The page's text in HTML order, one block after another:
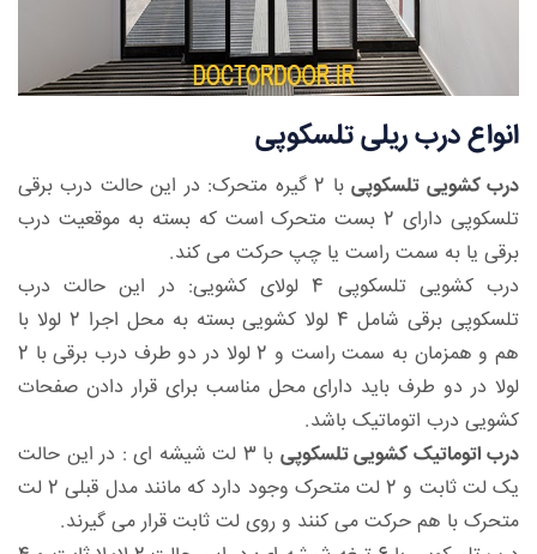
انواع درب ریلی تلسکوپی
درب کشویی تلسکوپی
با 2 گیره متحرک: در این حالت درب برقی
تلسکوپی دارای 2 بست متحرک است که بسته به موقعیت درب
برقی یا به سمت راست یا چپ حرکت می کند.
درب کشویی تلسکوپی 4 لولای کشویی: در این حالت درب
تلسکوپی برقی شامل 4 لولا کشویی بسته به محل اجرا 2 لولا با
هم و همزمان به سمت راست و 2 لولا در دو طرف درب برقی با 2
لولا در دو طرف باید دارای محل مناسب برای قرار دادن صفحات
کشویی درب اتوماتیک باشد.
درب اتوماتیک کشویی تلسکوپی
با 3 لت شیشه ای : در این حالت
یک لت ثابت و 2 لت متحرک وجود دارد که مانند مدل قبلی 2 لت
متحرک با هم حرکت می کنند و روی لت ثابت قرار می گیرند.